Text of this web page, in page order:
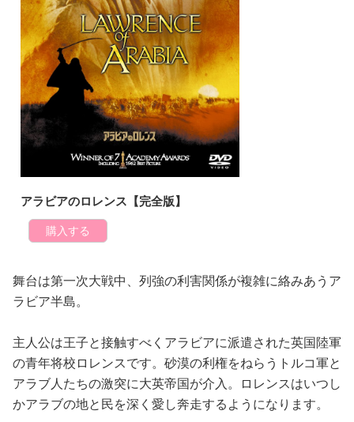
アラビアのロレンス【完全版】
購入する
舞台は第一次大戦中、列強の利害関係が複雑に絡みあうア
ラビア半島。
主人公は王子と接触すべくアラビアに派遣された英国陸軍
の青年将校ロレンスです。砂漠の利権をねらうトルコ軍と
アラブ人たちの激突に大英帝国が介入。ロレンスはいつし
かアラブの地と民を深く愛し奔走するようになります。